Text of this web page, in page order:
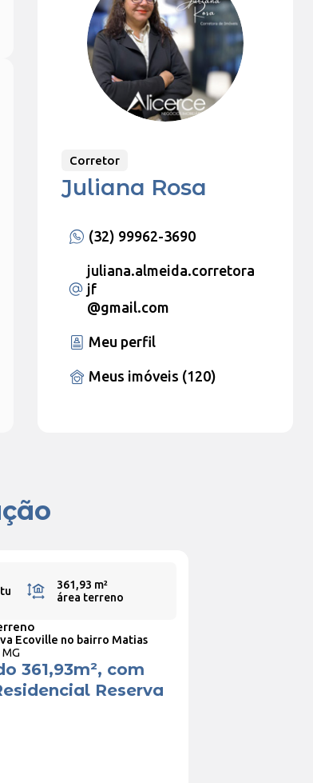
Corretor
Juliana Rosa
(32) 99962-3690
juliana.almeida.corretora
jf
@gmail.com
Meu perfil
Meus imóveis (120)
361,93 m²
área terreno
Ecoville no bairro Matias
361,93m², com
Reserva